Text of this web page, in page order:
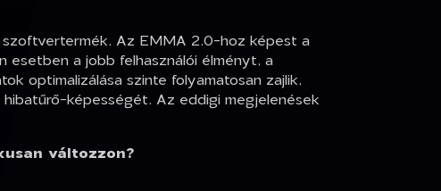
szoftvertermék. Az EMMA 2.0-hoz képest a
a jobb felhasználói élményt, a
optimalizálása szinte folyamatosan zajlik,
képességét. Az eddigi megjelenések
változzon?